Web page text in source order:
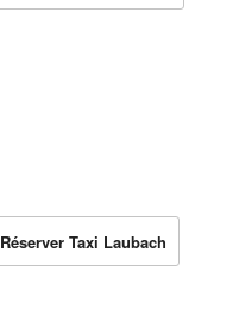
Réserver Taxi Laubach